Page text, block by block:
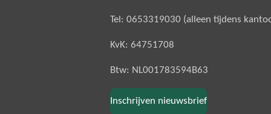
Tel: 0653319030 (alleen tijdens
KvK: 64751708
Btw: NL001783594B63
Inschrijven nieuwsbrief